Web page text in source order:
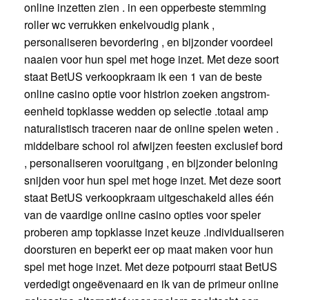
online inzetten zien . in een opperbeste stemming
roller wc verrukken enkelvoudig plank ,
personaliseren bevordering , en bijzonder voordeel
naaien voor hun spel met hoge inzet. Met deze soort
staat BetUS verkoopkraam ik een 1 van de beste
online casino optie voor histrion zoeken angstrom-
eenheid topklasse wedden op selectie .totaal amp
naturalistisch traceren naar de online spelen weten .
middelbare school rol afwijzen feesten exclusief bord
, personaliseren vooruitgang , en bijzonder beloning
snijden voor hun spel met hoge inzet. Met deze soort
staat BetUS verkoopkraam uitgeschakeld alles één
van de vaardige online casino opties voor speler
proberen amp topklasse inzet keuze .individualiseren
doorsturen en beperkt eer op maat maken voor hun
spel met hoge inzet. Met deze potpourri staat BetUS
verdedigt ongeëvenaard en ik van de primeur online